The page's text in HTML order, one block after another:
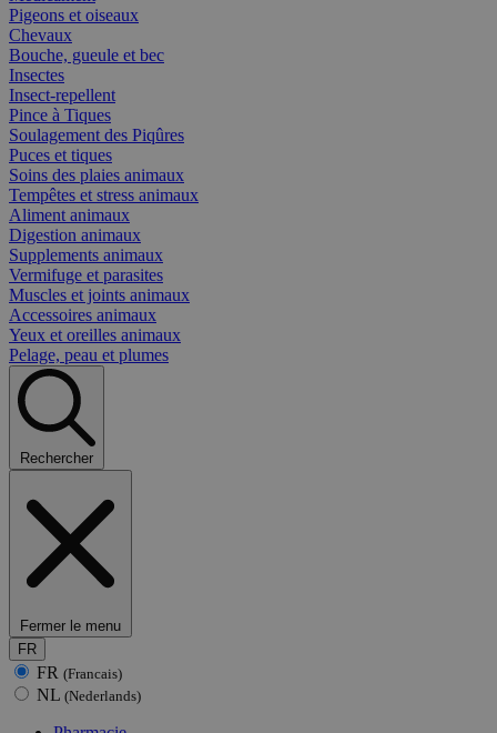
Pigeons et oiseaux
Chevaux
Bouche, gueule et bec
Insectes
Insect-repellent
Pince à Tiques
Soulagement des Piqûres
Puces et tiques
Soins des plaies animaux
Tempêtes et stress animaux
Aliment animaux
Digestion animaux
Supplements animaux
Vermifuge et parasites
Muscles et joints animaux
Accessoires animaux
Yeux et oreilles animaux
Pelage, peau et plumes
Rechercher
Fermer le menu
FR
FR (Francais)
NL (Nederlands)